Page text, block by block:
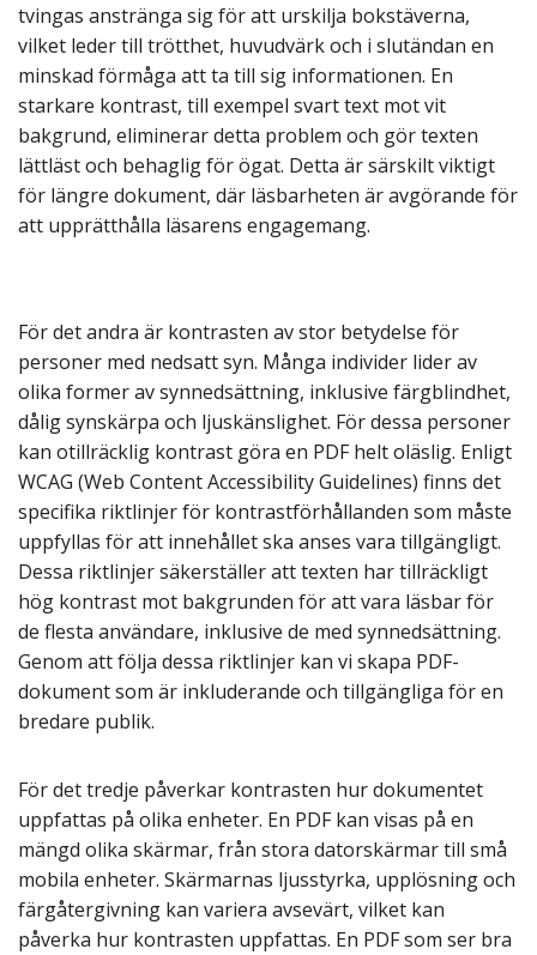
tvingas anstränga sig för att urskilja bokstäverna,
vilket leder till trötthet, huvudvärk och i slutändan en
minskad förmåga att ta till sig informationen. En
starkare kontrast, till exempel svart text mot vit
bakgrund, eliminerar detta problem och gör texten
lättläst och behaglig för ögat. Detta är särskilt viktigt
för längre dokument, där läsbarheten är avgörande för
att upprätthålla läsarens engagemang.
För det andra är kontrasten av stor betydelse för
personer med nedsatt syn. Många individer lider av
olika former av synnedsättning, inklusive färgblindhet,
dålig synskärpa och ljuskänslighet. För dessa personer
kan otillräcklig kontrast göra en PDF helt oläslig. Enligt
WCAG (Web Content Accessibility Guidelines) finns det
specifika riktlinjer för kontrastförhållanden som måste
uppfyllas för att innehållet ska anses vara tillgängligt.
Dessa riktlinjer säkerställer att texten har tillräckligt
hög kontrast mot bakgrunden för att vara läsbar för
de flesta användare, inklusive de med synnedsättning.
Genom att följa dessa riktlinjer kan vi skapa PDF-
dokument som är inkluderande och tillgängliga för en
bredare publik.
För det tredje påverkar kontrasten hur dokumentet
uppfattas på olika enheter. En PDF kan visas på en
mängd olika skärmar, från stora datorskärmar till små
mobila enheter. Skärmarnas ljusstyrka, upplösning och
färgåtergivning kan variera avsevärt, vilket kan
påverka hur kontrasten uppfattas. En PDF som ser bra